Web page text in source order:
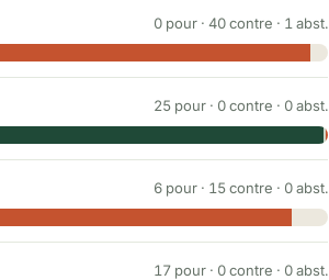
0 pour · 40contre · 1 abst.
25 pour · 0contre · 0abst.
6 pour · 15contre · 0abst.
17 pour · 0contre · 0abst.